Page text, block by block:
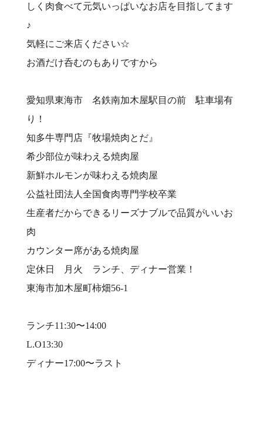
しく肉食べて元気いっぱいなお店を目指してます
♪
気軽にご来店ください☆
お酒だけ呑むのもありですから
愛知県東海市 名鉄南加木屋駅目の前 駐車場有
り！⠀
知多牛専門店『牧場焼肉とだ』⠀
希少部位が味わえる焼肉屋⠀
新鮮ホルモンが味わえる焼肉屋⠀
公益社団法人全国食肉専門学校卒業⠀
生産者だからできるリーズナブルで品質がいいお
肉⠀
カウンター席がある焼肉屋⠀
定休日 月火 ランチ、ディナー営業！⠀
東海市加木屋町柿畑56-1⠀
ランチ11:30〜14:00⠀
L.O13:30⠀
ディナー17:00〜ラスト⠀